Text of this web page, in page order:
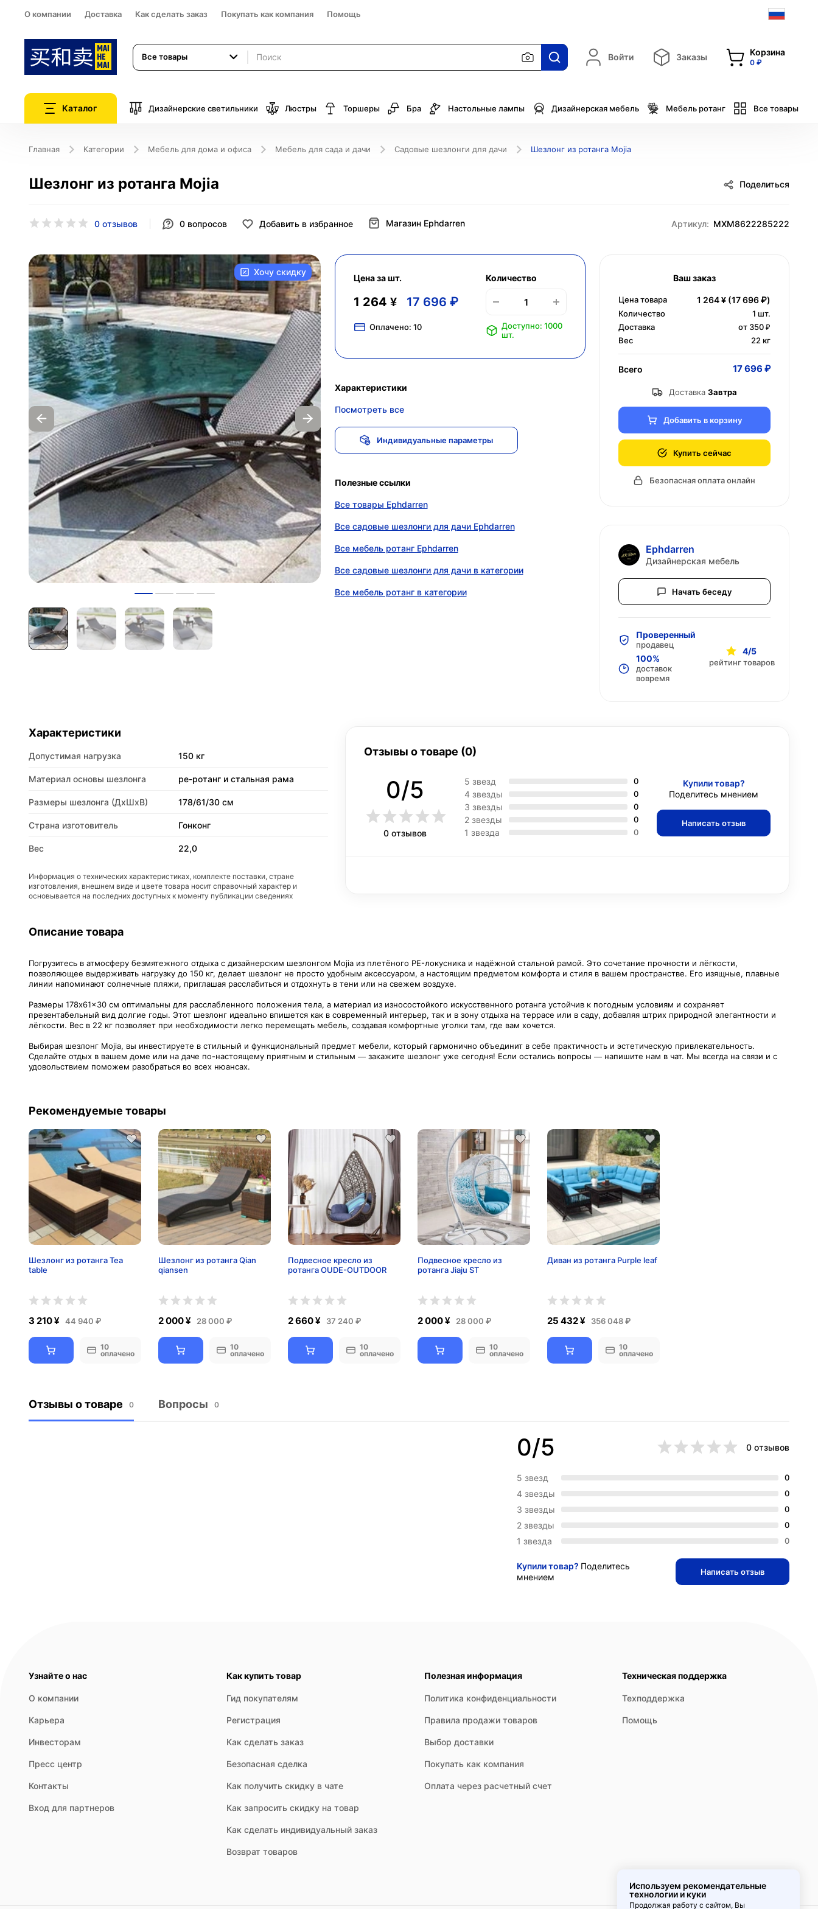
О компании Доставка Как сделать заказ Покупать как компания Помощь
Все товары Войти Заказы Корзина
0 ₽
Каталог Дизайнерские светильники Люстры Торшеры Бра Настольные лампы Дизайнерская мебель Мебель ротанг Все товары
Главная Категории Мебель для дома и офиса Мебель для сада и дачи Садовые шезлонги для дачи Шезлонг из ротанга Mojia
Шезлонг из ротанга Mojia
0 отзывов 0 вопросов Добавить в избранное
Поделиться
Магазин Ephdarren Артикул: MXM8622285222
Хочу скидку
Цена за шт.
1 264 ¥ 17 696 ₽
Оплачено: 10
Количество
Доступно: 1000
шт.
Характеристики
Посмотреть все
Индивидуальные параметры
Полезные ссылки
Все товары Ephdarren
Все садовые шезлонги для дачи Ephdarren
Все мебель ротанг Ephdarren
Все садовые шезлонги для дачи в категории
Все мебель ротанг в категории
Ваш заказ
Цена товара 1 264 ¥ (17 696 ₽)
Количество 1 шт.
Доставка
от 350 ₽
Вес
22 кг
Всего 17 696 ₽
Доставка Завтра
Добавить в корзину
Купить сейчас
Безопасная оплата онлайн
Ephdarren
Дизайнерская мебель
Начать беседу
Проверенный
продавец
100%
доставок
вовремя
4/5
рейтинг товаров
Характеристики
Допустимая нагрузка 150 кг
Материал основы шезлонга pe-ротанг и стальная рама
Размеры шезлонга (ДхШхВ) 178/61/30 см
Страна изготовитель Гонконг
Вес 22,0
Информация о технических характеристиках, комплекте поставки, стране
изготовления, внешнем виде и цвете товара носит справочный характер и
основывается на последних доступных к моменту публикации сведениях
Отзывы о товаре (0)
0/5
0 отзывов
5 звезд 0
4 звезды 0
3 звезды 0
2 звезды 0
1 звезда 0
Купили товар?
Поделитесь мнением
Написать отзыв
Описание товара
Погрузитесь в атмосферу безмятежного отдыха с дизайнерским шезлонгом Mojia из плетёного PE-локусника и надёжной стальной рамой. Это сочетание прочности и лёгкости,
позволяющее выдерживать нагрузку до 150 кг, делает шезлонг не просто удобным аксессуаром, а настоящим предметом комфорта и стиля в вашем пространстве. Его изящные, плавные
линии напоминают солнечные пляжи, приглашая расслабиться и отдохнуть в тени или на свежем воздухе.
Размеры 178x61x30 см оптимальны для расслабленного положения тела, а материал из износостойкого искусственного ротанга устойчив к погодным условиям и сохраняет
презентабельный вид долгие годы. Этот шезлонг идеально впишется как в современный интерьер, так и в зону отдыха на террасе или в саду, добавляя штрих природной элегантности и
лёгкости. Вес в 22 кг позволяет при необходимости легко перемещать мебель, создавая комфортные уголки там, где вам хочется.
Выбирая шезлонг Mojia, вы инвестируете в стильный и функциональный предмет мебели, который гармонично объединит в себе практичность и эстетическую привлекательность.
Сделайте отдых в вашем доме или на даче по-настоящему приятным и стильным — закажите шезлонг уже сегодня! Если остались вопросы — напишите нам в чат. Мы всегда на связи и с
удовольствием поможем разобраться во всех нюансах.
Рекомендуемые товары
Шезлонг из ротанга Tea
table
3 210 ¥ 44 940 ₽
10
оплачено
Шезлонг из ротанга Qian
qiansen
2 000 ¥ 28 000 ₽
10
оплачено
Подвесное кресло из
ротанга OUDE-OUTDOOR
2 660 ¥ 37 240 ₽
10
оплачено
Подвесное кресло из
ротанга Jiaju ST
2 000 ¥ 28 000 ₽
10
оплачено
Диван из ротанга Purple leaf
25 432 ¥ 356 048 ₽
10
оплачено
Отзывы о товаре 0 Вопросы 0
0/5 0 отзывов
5 звезд 0
4 звезды 0
3 звезды 0
2 звезды 0
1 звезда 0
Купили товар? Поделитесь
мнением
Написать отзыв
Узнайте о нас
О компании
Карьера
Инвесторам
Пресс центр
Контакты
Вход для партнеров
Как купить товар
Гид покупателям
Регистрация
Как сделать заказ
Безопасная сделка
Как получить скидку в чате
Как запросить скидку на товар
Как сделать индивидуальный заказ
Возврат товаров
Полезная информация
Политика конфиденциальности
Правила продажи товаров
Выбор доставки
Покупать как компания
Оплата через расчетный счет
Техническая поддержка
Техподдержка
Помощь
Используем рекомендательные
технологии и куки
Продолжая работу с сайтом, Вы